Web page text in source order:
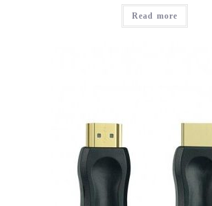
Read more